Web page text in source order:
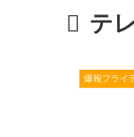
テ
爆報フライ